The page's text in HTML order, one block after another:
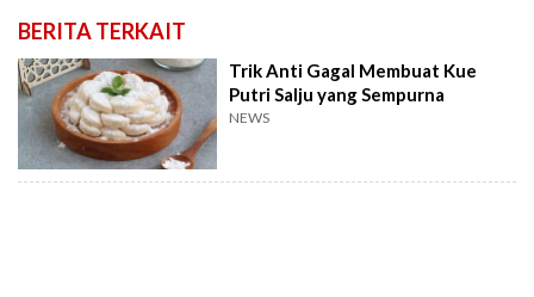
BERITA TERKAIT
Trik Anti Gagal Membuat Kue
Putri Salju yang Sempurna
NEWS